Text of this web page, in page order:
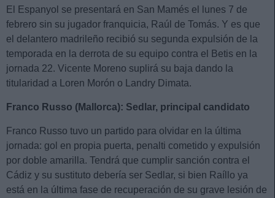
El Espanyol se presentará en San Mamés el lunes 7 de
febrero sin su jugador franquicia, Raúl de Tomás. Y es que
el delantero madrileño recibió su segunda expulsión de la
temporada en la derrota de su equipo contra el Betis en la
jornada 22. Vicente Moreno suplirá su baja dando la
titularidad a Loren Morón o Landry Dimata.
Franco Russo (Mallorca): Sedlar, principal candidato
Franco Russo tuvo un partido para olvidar en la última
jornada: gol en propia puerta, penalti cometido y expulsión
por doble amarilla. Tendrá que cumplir sanción contra el
Cádiz y su sustituto debería ser Sedlar, si bien Raíllo ya
está en la última fase de recuperación de su grave lesión de